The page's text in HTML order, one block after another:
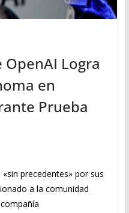
OpenAI Logra
en
Prueba
precedentes» por sus
a la comunidad